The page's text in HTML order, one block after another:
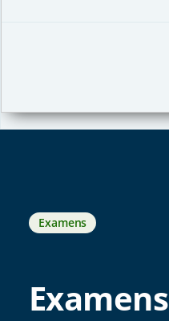
Examens
Examens